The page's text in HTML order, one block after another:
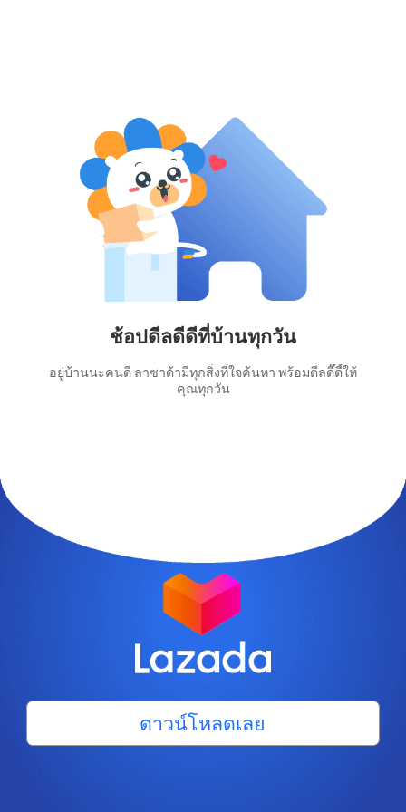
ช้อปดีลดีดีที่บ้านทุกวัน
อยู่บ้านนะคนดี ลาซาด้ามีทุกสิ่งที่ใจค้นหา พร้อมดีลดี๊ดี้ให้
คุณทุกวัน
ดาวน์โหลดเลย